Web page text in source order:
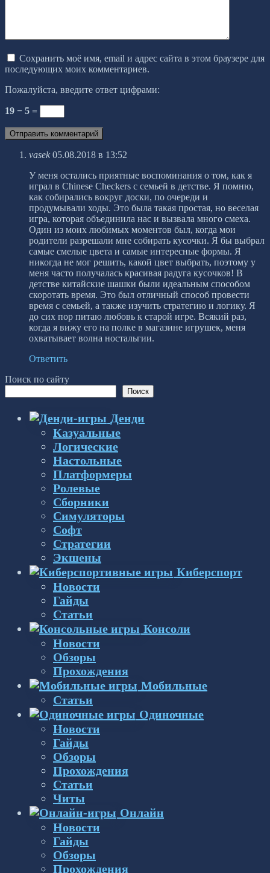
Сохранить моё имя, email и адрес сайта в этом браузере для
последующих моих комментариев.
Пожалуйста, введите ответ цифрами:
19 − 5 =
vasek 05.08.2018 в 13:52
У меня остались приятные воспоминания о том, как я
играл в Chinese Checkers с семьей в детстве. Я помню,
как собирались вокруг доски, по очереди и
продумывали ходы. Это была такая простая, но веселая
игра, которая объединила нас и вызвала много смеха.
Один из моих любимых моментов был, когда мои
родители разрешали мне собирать кусочки. Я бы выбрал
самые смелые цвета и самые интересные формы. Я
никогда не мог решить, какой цвет выбрать, поэтому у
меня часто получалась красивая радуга кусочков! В
детстве китайские шашки были идеальным способом
скоротать время. Это был отличный способ провести
время с семьей, а также изучить стратегию и логику. Я
до сих пор питаю любовь к старой игре. Всякий раз,
когда я вижу его на полке в магазине игрушек, меня
охватывает волна ностальгии.
Ответить
Поиск по сайту
Поиск
Денди
Казуальные
Логические
Настольные
Платформеры
Ролевые
Сборники
Симуляторы
Софт
Стратегии
Экшены
Киберспорт
Новости
Гайды
Статьи
Консоли
Новости
Обзоры
Прохождения
Мобильные
Статьи
Одиночные
Новости
Гайды
Обзоры
Прохождения
Статьи
Читы
Онлайн
Новости
Гайды
Обзоры
Прохождения